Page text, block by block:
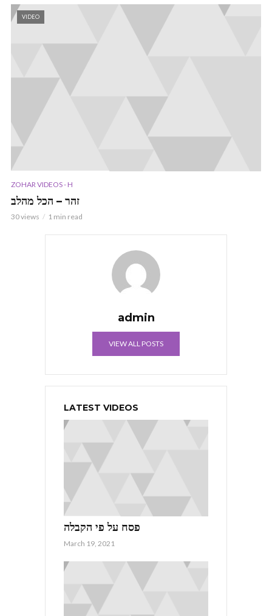
VIDEO
ZOHAR VIDEOS - H
זהר – הכל מהלב
30 views 1 min read
admin
VIEW ALL POSTS
LATEST VIDEOS
פסח על פי הקבלה
March 19, 2021